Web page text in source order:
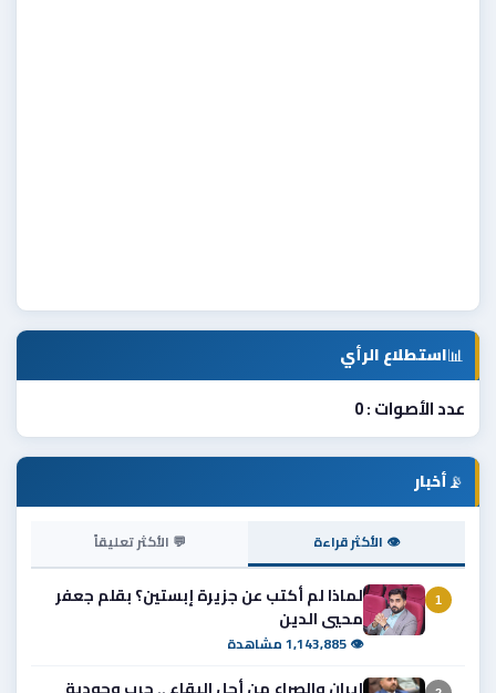
📊استطلاع الرأي
عدد الأصوات : 0
📡أخبار
👁 الأكثر قراءة 💬 الأكثر تعليقاً
1
لماذا لم أكتب عن جزيرة إبستين؟ بقلم جعفر
محيي الدين
👁 1,143,885 مشاهدة